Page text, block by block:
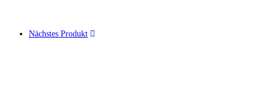
Nächstes Produkt